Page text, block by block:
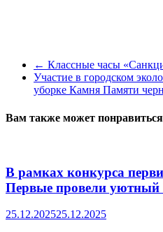
← Классные часы
Участие в городском
уборке Камня Памяти
Вам также может понравиться
В рамках конкурса
Первые провели
25.12.202525.12.2025